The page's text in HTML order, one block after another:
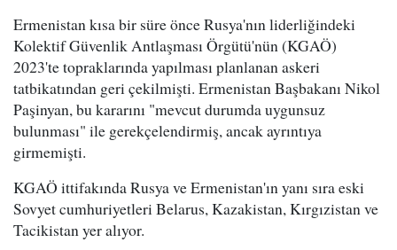
Ermenistan kısa bir süre önce Rusya'nın liderliğindeki
Kolektif Güvenlik Antlaşması Örgütü'nün (KGAÖ)
2023'te topraklarında yapılması planlanan askeri
tatbikatından geri çekilmişti. Ermenistan Başbakanı Nikol
Paşinyan, bu kararını "mevcut durumda uygunsuz
bulunması" ile gerekçelendirmiş, ancak ayrıntıya
girmemişti.
KGAÖ ittifakında Rusya ve Ermenistan'ın yanı sıra eski
Sovyet cumhuriyetleri Belarus, Kazakistan, Kırgızistan ve
Tacikistan yer alıyor.